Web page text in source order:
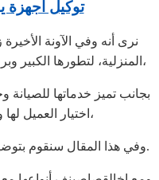
توكيل اجهزة
نرى أنه وفي الآونة
المنزلية، لتطورها الكبير وبروز مزاياها بين باقي العلامات الأخرى،
بجانب تميز خدماتها للصيانة
اختيار العميل لها وثقته الكبيرة بها وبما تنتجه،
وفي هذا المقال سنقوم بتوضيح أماكن والخدمات المتوفرة للصيانة.